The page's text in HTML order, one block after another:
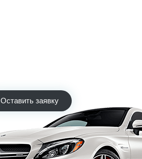
Оставить заявку